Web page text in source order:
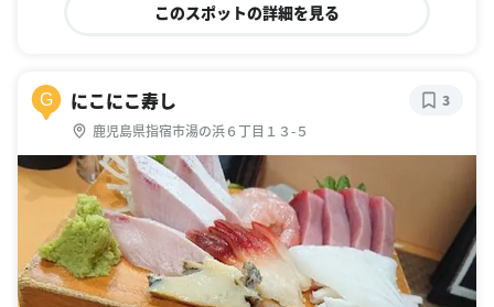
このスポットの詳細を見る
G にこにこ寿し
鹿児島県指宿市湯の浜６丁目１３-５
3